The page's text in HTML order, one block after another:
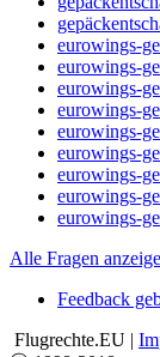
eurowings-
eurowings-
eurowings-
eurowings-
eurowings-
eurowings-
eurowings-
eurowings-
eurowings-
Alle Fragen
Feedback
Flugrechte.EU |